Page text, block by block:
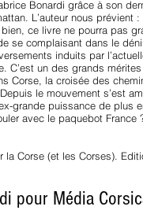
Bonardi grâce à son
L’auteur nous
ce livre ne pourra pas
se complaisant dans le
induits par
C’est un des grands
Corse, la croisée des
le mouvement s’est
grande puissance de plus
avec le paquebot
la Corse (et les Corses).
pour Média